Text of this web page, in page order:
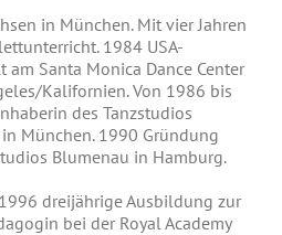
in München. Mit vier Jahren
1984 USA-
am Santa Monica Dance Center
Kalifornien. Von 1986 bis
des Tanzstudios
München. 1990 Gründung
Blumenau in Hamburg.
dreijährige Ausbildung zur
bei der Royal Academy